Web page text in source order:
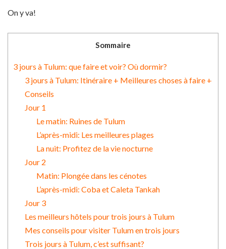
On y va!
Sommaire
3 jours à Tulum: que faire et voir? Où dormir?
3 jours à Tulum: Itinéraire + Meilleures choses à faire +
Conseils
Jour 1
Le matin: Ruines de Tulum
L’après-midi: Les meilleures plages
La nuit: Profitez de la vie nocturne
Jour 2
Matin: Plongée dans les cénotes
L’après-midi: Coba et Caleta Tankah
Jour 3
Les meilleurs hôtels pour trois jours à Tulum
Mes conseils pour visiter Tulum en trois jours
Trois jours à Tulum, c’est suffisant?